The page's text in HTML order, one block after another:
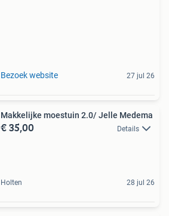
Bezoek website 27 jul 26
Makkelijke moestuin 2.0/ Jelle Medema
€ 35,00 Details
Holten 28 jul 26